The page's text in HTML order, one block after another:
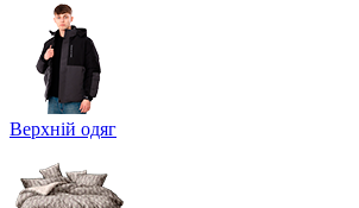
Верхній одяг